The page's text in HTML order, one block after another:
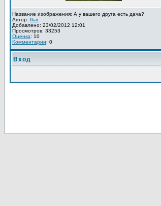
Название изображения: А у вашего друга есть дача?
Автор: Ikar
Добавлено: 23/02/2012 12:01
Просмотров: 33253
Оценка: 10
Комментарии: 0
Вход